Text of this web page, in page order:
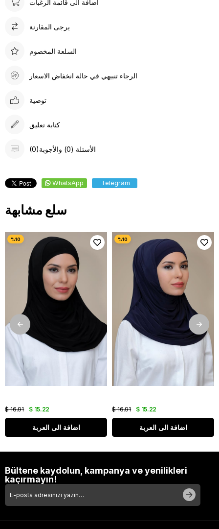
اضافة الى قائمة الرغبات
يرجى المقارنة
السلعة المخصوم
الرجاء تنبيهي في حالة انخفاض الاسعار
توصية
كتابة تعليق
(0)الأسئلة (0) والأجوبة
WhatsApp Telegram
سلع مشابهة
$ 15.22
$ 16.91
اضافة الى العربة
$ 15.22
$ 16.91
اضافة الى العربة
Bültene kaydolun, kampanya ve yenilikleri
kaçırmayın!